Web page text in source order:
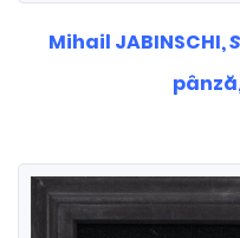
Mihail JABINSCHI,